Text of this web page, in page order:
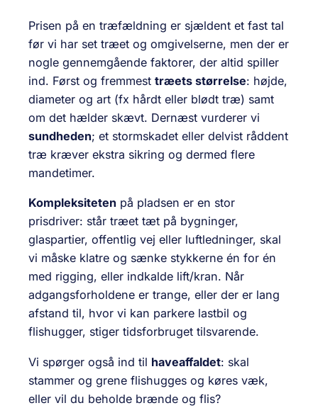
Prisen på en træfældning er sjældent et fast tal
før vi har set træet og omgivelserne, men der er
nogle gennemgående faktorer, der altid spiller
ind. Først og fremmest træets størrelse: højde,
diameter og art (fx hårdt eller blødt træ) samt
om det hælder skævt. Dernæst vurderer vi
sundheden; et stormskadet eller delvist råddent
træ kræver ekstra sikring og dermed flere
mandetimer.
Kompleksiteten på pladsen er en stor
prisdriver: står træet tæt på bygninger,
glaspartier, offentlig vej eller luftledninger, skal
vi måske klatre og sænke stykkerne én for én
med rigging, eller indkalde lift/kran. Når
adgangsforholdene er trange, eller der er lang
afstand til, hvor vi kan parkere lastbil og
flishugger, stiger tidsforbruget tilsvarende.
Vi spørger også ind til haveaffaldet: skal
stammer og grene flishugges og køres væk,
eller vil du beholde brænde og flis?